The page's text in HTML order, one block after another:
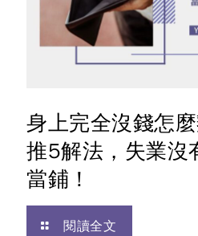
身上完全沒錢怎
推5解法，失業沒
當鋪！
閱讀全文